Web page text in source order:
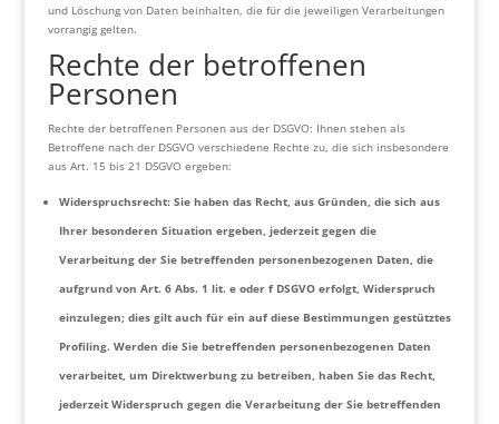
und Löschung von Daten beinhalten, die für die jeweiligen Verarbeitungen
vorrangig gelten.
Rechte der betroffenen
Personen
Rechte der betroffenen Personen aus der DSGVO: Ihnen stehen als
Betroffene nach der DSGVO verschiedene Rechte zu, die sich insbesondere
aus Art. 15 bis 21 DSGVO ergeben:
Widerspruchsrecht: Sie haben das Recht, aus Gründen, die sich aus
Ihrer besonderen Situation ergeben, jederzeit gegen die
Verarbeitung der Sie betreffenden personenbezogenen Daten, die
aufgrund von Art. 6 Abs. 1 lit. e oder f DSGVO erfolgt, Widerspruch
einzulegen; dies gilt auch für ein auf diese Bestimmungen gestütztes
Profiling. Werden die Sie betreffenden personenbezogenen Daten
verarbeitet, um Direktwerbung zu betreiben, haben Sie das Recht,
jederzeit Widerspruch gegen die Verarbeitung der Sie betreffenden